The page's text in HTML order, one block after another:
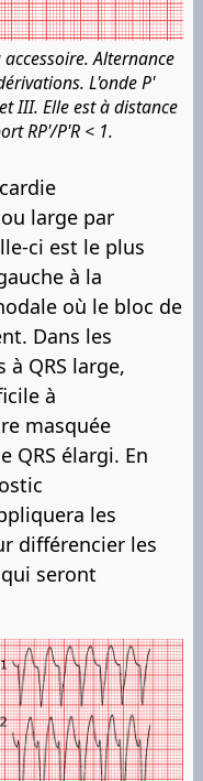
Alternance
L'onde P'
III. Elle est à distance
RP'/P'R < 1.
large par
ci est le plus
à la
où le bloc de
Dans les
QRS large,
à
masquée
QRS élargi. En
les
différencier les
seront